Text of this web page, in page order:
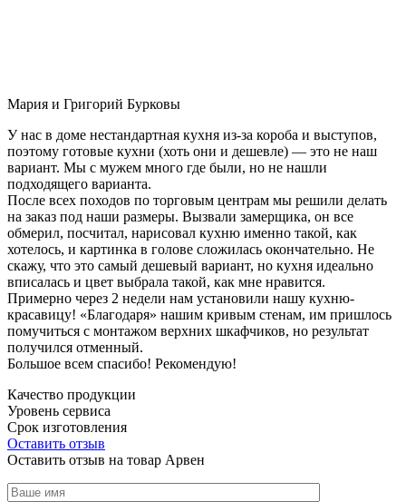
Мария и Григорий Бурковы
У нас в доме нестандартная кухня из-за короба и выступов,
поэтому готовые кухни (хоть они и дешевле) — это не наш
вариант. Мы с мужем много где были, но не нашли
подходящего варианта.
После всех походов по торговым центрам мы решили делать
на заказ под наши размеры. Вызвали замерщика, он все
обмерил, посчитал, нарисовал кухню именно такой, как
хотелось, и картинка в голове сложилась окончательно. Не
скажу, что это самый дешевый вариант, но кухня идеально
вписалась и цвет выбрала такой, как мне нравится.
Примерно через 2 недели нам установили нашу кухню-
красавицу! «Благодаря» нашим кривым стенам, им пришлось
помучиться с монтажом верхних шкафчиков, но результат
получился отменный.
Большое всем спасибо! Рекомендую!
Качество продукции
Уровень сервиса
Срок изготовления
Оставить отзыв
Оставить отзыв на товар Арвен